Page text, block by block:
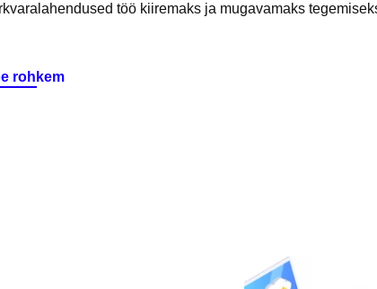
töö kiiremaks ja mugavamaks
rohkem